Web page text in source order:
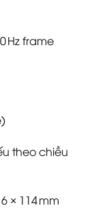
Hz frame
theo chiều
× 114 mm